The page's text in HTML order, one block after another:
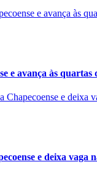
e avança às
e deixa vaga